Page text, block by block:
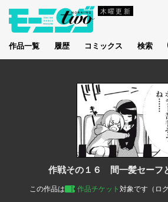
木曜更新
作品一覧 履歴 コミックス 検索
作戦その１６ 間一髪セーフ
この作品は 作品チケット 対象です（ロ